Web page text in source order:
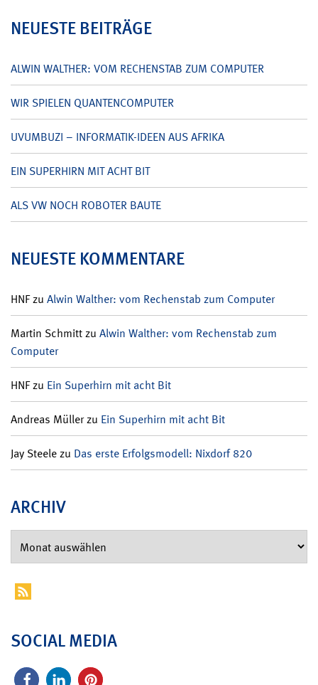
NEUESTE BEITRÄGE
ALWIN WALTHER: VOM RECHENSTAB ZUM COMPUTER
WIR SPIELEN QUANTENCOMPUTER
UVUMBUZI – INFORMATIK-IDEEN AUS AFRIKA
EIN SUPERHIRN MIT ACHT BIT
ALS VW NOCH ROBOTER BAUTE
NEUESTE KOMMENTARE
HNFzu Alwin Walther: vom Rechenstab zum Computer
Martin Schmittzu Alwin Walther: vom Rechenstab zum
Computer
HNFzu Ein Superhirn mit acht Bit
Andreas Müllerzu Ein Superhirn mit acht Bit
Jay Steelezu Das erste Erfolgsmodell: Nixdorf 820
ARCHIV
SOCIAL MEDIA